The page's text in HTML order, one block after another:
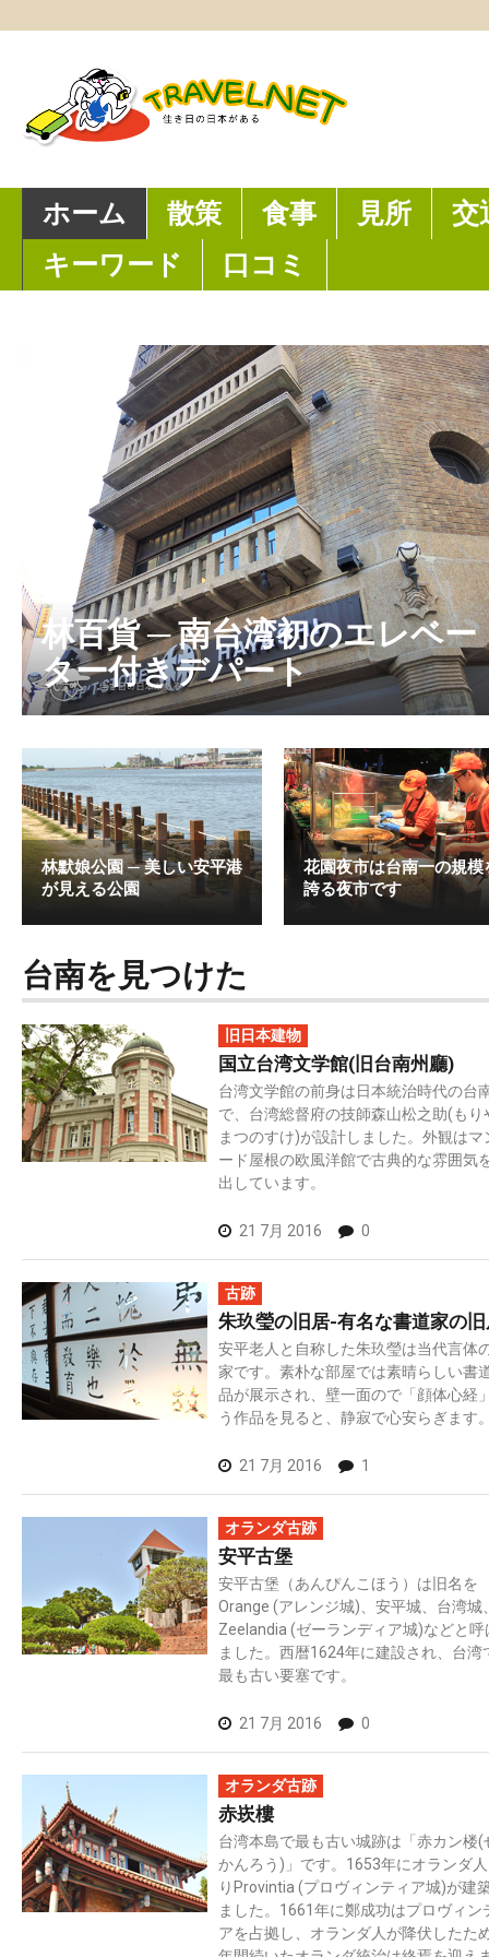
ホーム 散策 食事 見所
交
キーワード
口コミ
林百貨 ─ 南台湾初のエレベー
ター付きデパート
林默娘公園 ─ 美しい安平港
が見える公園
花園夜市は台南一の規模
誇る夜市です
台南を見つけた
旧日本建物
国立台湾文学館(旧台南州廳)
台湾文学館の前身は日本統治時代の台
で、台湾総督府の技師森山松之助(もり
まつのすけ)が設計しました。外観はマ
ード屋根の欧風洋館で古典的な雰囲気
出しています。
21 7月 2016 0
古跡
朱玖瑩の旧居-有名な書道家の
安平老人と自称した朱玖瑩は当代言体
家です。素朴な部屋では素晴らしい書
品が展示され、壁一面ので「顔体心経
う作品を見ると、静寂で心安らぎます
21 7月 2016 1
オランダ古跡
安平古堡
安平古堡（あんぴんこほう）は旧名を
Orange (アレンジ城)、安平城、台湾城
Zeelandia (ゼーランディア城)などと呼
ました。西暦1624年に建設され、台湾
最も古い要塞です。
21 7月 2016 0
オランダ古跡
赤崁樓
台湾本島で最も古い城跡は「赤カン楼(
かんろう)」です。1653年にオランダ
りProvintia (プロヴィンティア城)が建
ました。1661年に鄭成功はプロヴィン
アを占拠し、オランダ人が降伏したた